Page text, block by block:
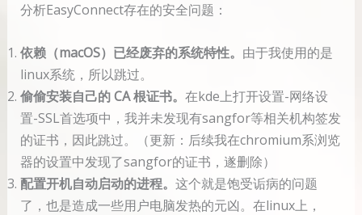
分析EasyConnect存在的安全问题：
依赖（macOS）已经废弃的系统特性。 由于我使用的是
linux系统，所以跳过。
偷偷安装自己的 CA 根证书。 在kde上打开设置-网络设
置-SSL首选项中，我并未发现有sangfor等相关机构签发
的证书，因此跳过。（更新：后续我在chromium系浏览
器的设置中发现了sangfor的证书，遂删除）
配置开机自动启动的进程。 这个就是饱受诟病的问题
了，也是造成一些用户电脑发热的元凶。在linux上，